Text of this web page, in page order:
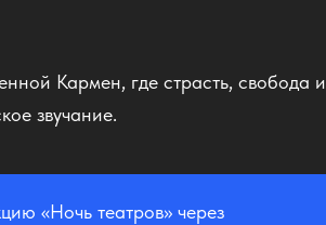
Кармен, где страсть, свобода и
звучание.
«Ночь театров» через